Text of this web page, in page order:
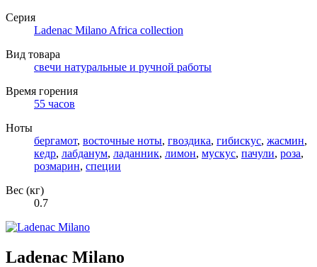
Серия
Ladenac Milano Africa collection
Вид товара
свечи натуральные и ручной работы
Время горения
55 часов
Ноты
бергамот, восточные ноты, гвоздика, гибискус, жасмин,
кедр, лабданум, ладанник, лимон, мускус, пачули, роза,
розмарин, специи
Вес (кг)
0.7
Ladenac Milano